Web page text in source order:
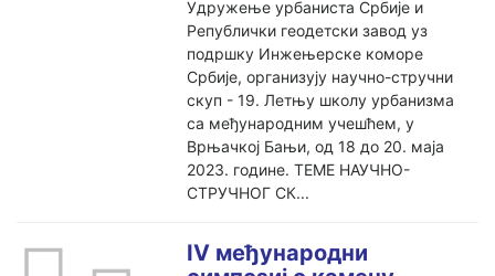
Удружење урбаниста Србије и
Републички геодетски завод уз
подршку Инжењерске коморе
Србије, организују научно-стручни
скуп - 19. Летњу школу урбанизма
са међународним учешћем, у
Врњачкој Бањи, од 18 до 20. маја
2023. године. ТЕМЕ НАУЧНО-
СТРУЧНОГ СК...
IV међународни